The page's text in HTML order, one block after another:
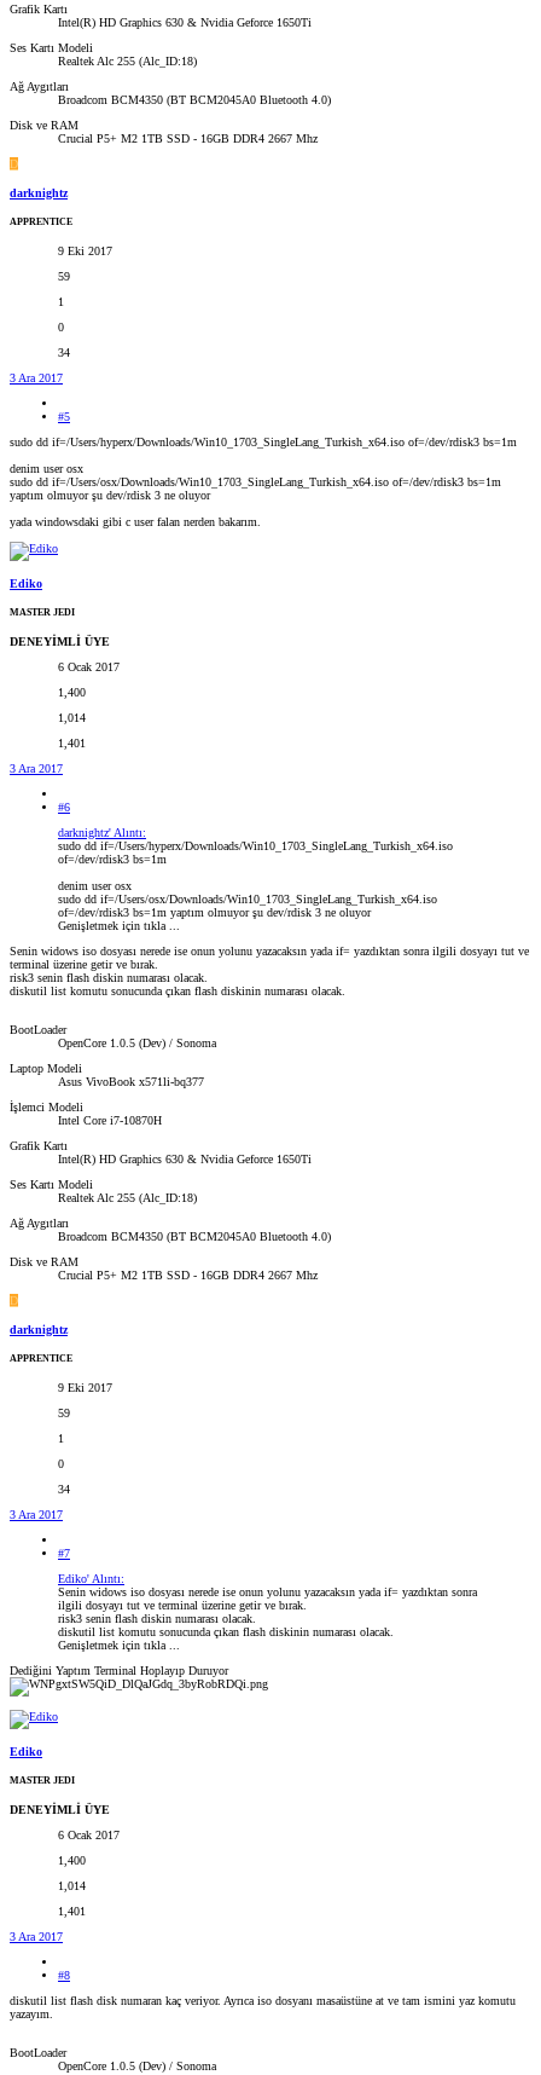
Grafik Kartı
Intel(R) HD Graphics 630 & Nvidia Geforce 1650Ti
Ses Kartı Modeli
Realtek Alc 255 (Alc_ID:18)
Ağ Aygıtları
Broadcom BCM4350 (BT BCM2045A0 Bluetooth 4.0)
Disk ve RAM
Crucial P5+ M2 1TB SSD - 16GB DDR4 2667 Mhz
D
darknightz
APPRENTICE
9 Eki 2017
59
1
0
34
3 Ara 2017
#5
sudo dd if=/Users/hyperx/Downloads/Win10_1703_SingleLang_Turkish_x64.iso of=/dev/rdisk3 bs=1m
denim user osx
sudo dd if=/Users/osx/Downloads/Win10_1703_SingleLang_Turkish_x64.iso of=/dev/rdisk3 bs=1m
yaptım olmuyor şu dev/rdisk 3 ne oluyor
yada windowsdaki gibi c user falan nerden bakarım.
Ediko
MASTER JEDI
DENEYİMLİ ÜYE
6 Ocak 2017
1,400
1,014
1,401
3 Ara 2017
#6
darknightz' Alıntı:
sudo dd if=/Users/hyperx/Downloads/Win10_1703_SingleLang_Turkish_x64.iso
of=/dev/rdisk3 bs=1m
denim user osx
sudo dd if=/Users/osx/Downloads/Win10_1703_SingleLang_Turkish_x64.iso
of=/dev/rdisk3 bs=1m yaptım olmuyor şu dev/rdisk 3 ne oluyor
Genişletmek için tıkla ...
Senin widows iso dosyası nerede ise onun yolunu yazacaksın yada if= yazdıktan sonra ilgili dosyayı tut ve
terminal üzerine getir ve bırak.
risk3 senin flash diskin numarası olacak.
diskutil list komutu sonucunda çıkan flash diskinin numarası olacak.
BootLoader
OpenCore 1.0.5 (Dev) / Sonoma
Laptop Modeli
Asus VivoBook x571li-bq377
İşlemci Modeli
Intel Core i7-10870H
Grafik Kartı
Intel(R) HD Graphics 630 & Nvidia Geforce 1650Ti
Ses Kartı Modeli
Realtek Alc 255 (Alc_ID:18)
Ağ Aygıtları
Broadcom BCM4350 (BT BCM2045A0 Bluetooth 4.0)
Disk ve RAM
Crucial P5+ M2 1TB SSD - 16GB DDR4 2667 Mhz
D
darknightz
APPRENTICE
9 Eki 2017
59
1
0
34
3 Ara 2017
#7
Ediko' Alıntı:
Senin widows iso dosyası nerede ise onun yolunu yazacaksın yada if= yazdıktan sonra
ilgili dosyayı tut ve terminal üzerine getir ve bırak.
risk3 senin flash diskin numarası olacak.
diskutil list komutu sonucunda çıkan flash diskinin numarası olacak.
Genişletmek için tıkla ...
Dediğini Yaptım Terminal Hoplayıp Duruyor
Ediko
MASTER JEDI
DENEYİMLİ ÜYE
6 Ocak 2017
1,400
1,014
1,401
3 Ara 2017
#8
diskutil list flash disk numaran kaç veriyor. Ayrıca iso dosyanı masaüstüne at ve tam ismini yaz komutu
yazayım.
BootLoader
OpenCore 1.0.5 (Dev) / Sonoma